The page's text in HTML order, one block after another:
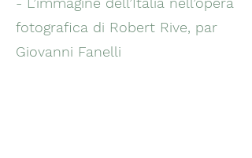
fotografica di Robert Rive, par
Giovanni Fanelli